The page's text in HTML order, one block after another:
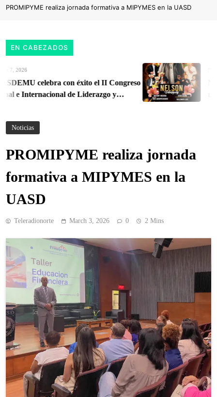
PROMIPYME realiza jornada formativa a MIPYMES en la UASD
EN CABEZADOS
7, 2026
celebra con éxito el II Congreso
e Internacional de Liderazgo y
Noticias
PROMIPYME realiza jornada
formativa a MIPYMES en la
UASD
Teleradionorte March 3, 2026 0 2 Mins